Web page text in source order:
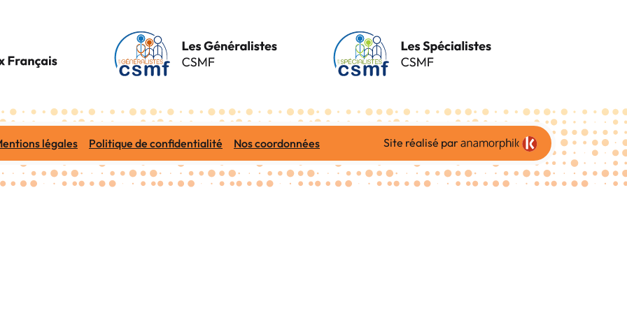
légales Politique de confidentialité Nos coordonnées Site réalisé par